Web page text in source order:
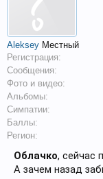
Aleksey Местный
Регистрация:
Сообщения:
Фото и видео:
Альбомы:
Симпатии:
Баллы:
Регион:
Облачко, сейчас
А зачем назад